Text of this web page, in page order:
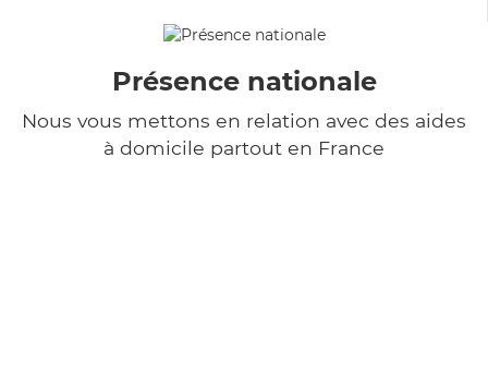
Présence nationale
Nous vous mettons en relation avec des aides
à domicile partout en France